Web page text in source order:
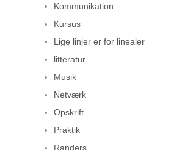
Kommunikation
Kursus
Lige linjer er for linealer
litteratur
Musik
Netværk
Opskrift
Praktik
Randers